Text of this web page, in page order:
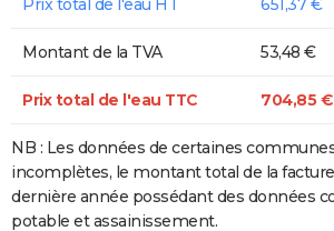
Montant de la TVA 53,48 €
Prix total de l'eau TTC 704,85 €
NB : Les données de certaines
incomplètes, le montant total de la
dernière année possédant des données
potable et assainissement.